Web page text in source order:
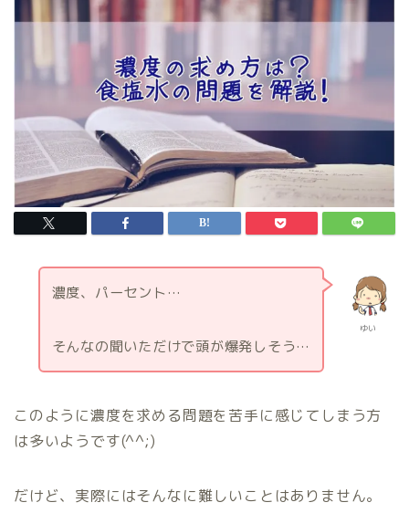
ゆい
濃度、パーセント…
そんなの聞いただけで頭が爆発しそう…
このように濃度を求める問題を苦手に感じてしまう方
は多いようです(^^;)
だけど、実際にはそんなに難しいことはありません。